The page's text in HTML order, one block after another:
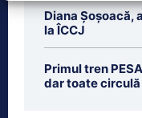
Diana Șoșoacă,
la ÎCCJ
Primul tren
dar toate